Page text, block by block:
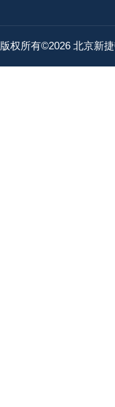
版权所有©2026 北京新